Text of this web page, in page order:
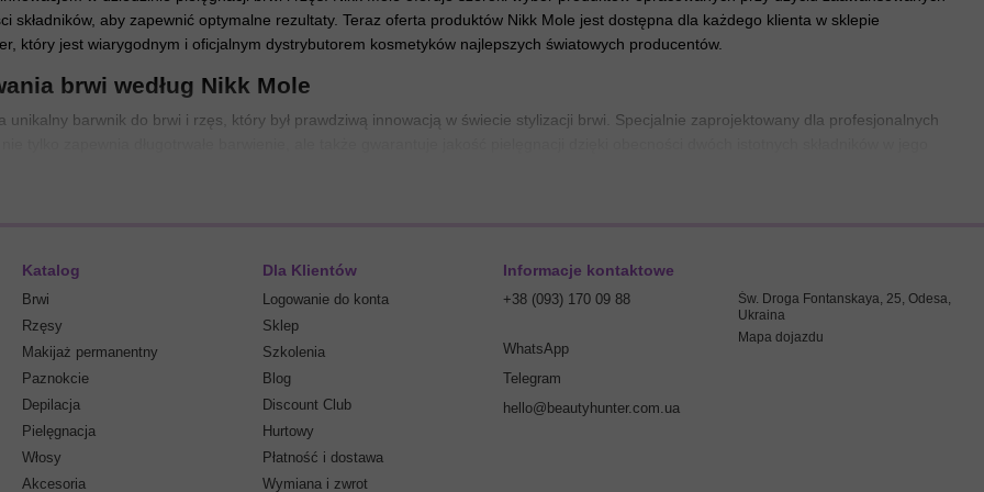
składników, aby zapewnić optymalne rezultaty. Teraz oferta produktów Nikk Mole jest dostępna dla każdego klienta w sklepie
który jest wiarygodnym i oficjalnym dystrybutorem kosmetyków najlepszych światowych producentów.
brwi według Nikk Mole
unikalny barwnik do brwi i rzęs, który był prawdziwą innowacją w świecie stylizacji brwi. Specjalnie zaprojektowany dla profesjonalnych
farby Nikk Mole w swojej pracy, zauważają jej unikalne cechy. Elastyczna konsystencja produktu sprawia, że jest to idealne
i graficznych linii, a także do pracy w różnych technikach barwienia. Jest to możliwe dzięki unikalnej formule opracowanej przez
dziedzinie stylizacji brwi. Po wielu eksperymentach i doświadczeniach z różnymi barwnikami stworzyła idealny barwnik, z którym
Nikk Mole
jest dość zróżnicowana i obejmuje następujące odcienie:
dla intensywnych brunetek i tych, którzy kochają jasne, nasycone brwi. Kolor można mieszać z innymi odcieniami, na przykład
Katalog
Brwi
Rzęsy
Makijaż permanentny
Paznokcie
Depilacja
Pielęgnacja
Włosy
Akcesoria
Dla Klientów
Logowanie do konta
Sklep
Szkolenia
Blog
Discount Club
Hurtowy
Płatność i dostawa
Wymiana i zwrot
Informacje kontaktowe
+38 (093) 170 09 88
WhatsApp
Telegram
hello@beautyhunter.com.ua
Św. Droga Fontanskaya, 25, Odesa,
Ukraina
Mapa dojazdu